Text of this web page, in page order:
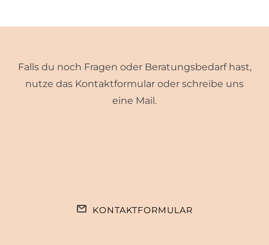
Falls du noch Fragen oder Beratungsbedarf hast,
nutze das Kontaktformular oder schreibe uns
eine Mail.
KONTAKTFORMULAR